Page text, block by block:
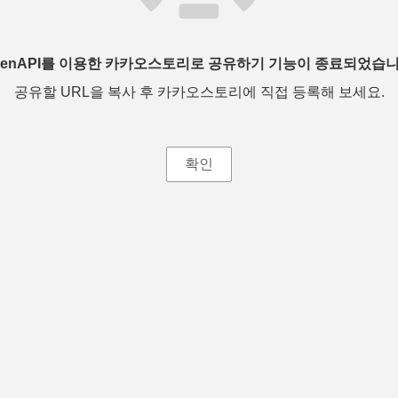
를 이용한 카카오스토리로 공유하기 기능이 종료되었습
공유할 URL을 복사 후 카카오스토리에 직접 등록해 보세요.
확인